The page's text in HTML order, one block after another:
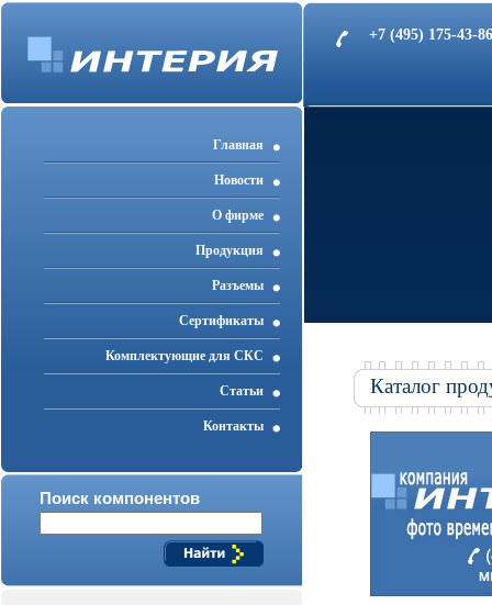
+7 (495) 175-43-
Главная
Новости
О фирме
Продукция
Разъемы
Cертификаты
Комплектующие для СКС
Статьи
Контакты
Поиск компонентов
Каталог